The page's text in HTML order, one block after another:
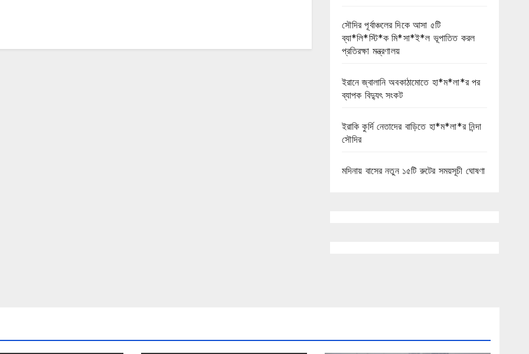
সৌদির পূর্বাঞ্চলের দিকে আসা ৫টি
ব্যা*লি*স্টি*ক মি*সা*ই*ল ভূপাতিত করল
প্রতিরক্ষা মন্ত্রণালয়
ইরানে জ্বালানি অবকাঠামোতে হা*ম*লা*র পর
ব্যাপক বিদ্যুৎ সংকট
ইরাকি কুর্দি নেতাদের বাড়িতে হা*ম*লা*র নিন্দা
সৌদির
মদিনায় বাসের নতুন ১৫টি রুটের সময়সূচী ঘোষণা